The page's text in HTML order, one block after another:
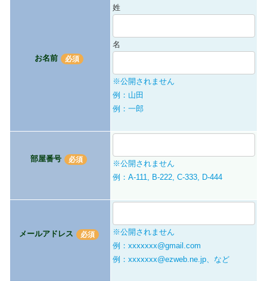
お名前
姓
名
※公開されません
例：山田
例：一郎
部屋番号
※公開されません
例：A-111, B-222, C-333, D-444
メールアドレス
※公開されません
例：xxxxxxx@gmail.com
例：xxxxxxx@ezweb.ne.jp、など